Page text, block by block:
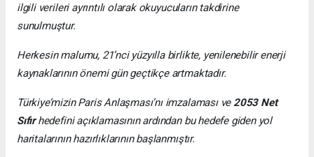
ilgili verileri ayrıntılı olarak okuyucuların takdirine
sunulmuştur.
Herkesin malumu, 21’nci yüzyılla birlikte, yenilenebilir enerji
kaynaklarının önemi gün geçtikçe artmaktadır.
Türkiye’mizin Paris Anlaşması’nı imzalaması ve2053 Net
Sıfırhedefini açıklamasının ardından bu hedefe giden yol
haritalarının hazırlıklarının başlanmıştır.